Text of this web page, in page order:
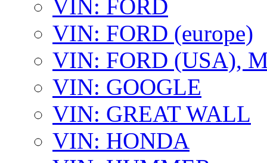
VIN: FORD
VIN: FORD (europe)
VIN: FORD (USA),
VIN: GOOGLE
VIN: GREAT WALL
VIN: HONDA